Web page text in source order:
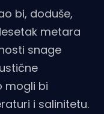
bi, doduše,
metara
snage
mogli bi
i salinitetu.